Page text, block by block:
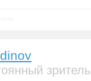
зритель